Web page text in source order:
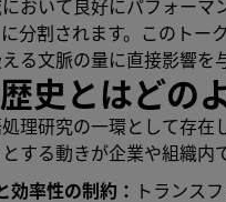
おいて良好にパフォー
分割されます。このト
る文脈の量に直接影響を
史とはどの
理研究の一環として存
する動きが企業や組織内
効率性の制約： トランス